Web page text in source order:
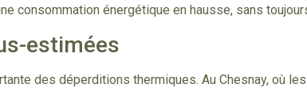
consommation énergétique en hausse, sans
estimées
des déperditions thermiques. Au Chesnay, où